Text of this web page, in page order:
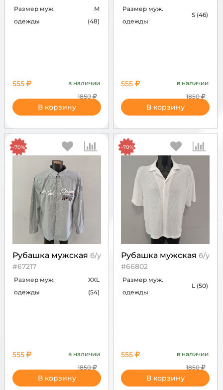
Размер муж.
одежды
M
(48)
555
в наличии
1850
В корзину
Размер муж.
одежды
S (46)
555
в наличии
1850
В корзину
Рубашка мужская б/у
#67217
Размер муж.
одежды
XXL
(54)
-70%
555
в наличии
1850
В корзину
Рубашка мужская б/у
#66802
Размер муж.
одежды
L (50)
-70%
555
в наличии
1850
В корзину